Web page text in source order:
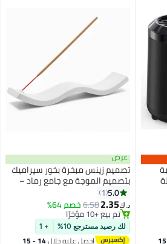
عرض
تصميم زينس مبخرة بخور سيراميك
بتصميم الموجة مع جامع رماد –
حامل أنيق لأعواد البخور للمنزل
والتأمل واليوغا، سيراميك مقاوم
للحرارة (أبيض)
5.0
1
2.35
6.58 خصم 64%
تم بيع +10 مؤخرًا
تم بيع +10 مؤخرًا
لك رصيد مسترجع 10% + 1
احصل عليه خلال 14 - 15